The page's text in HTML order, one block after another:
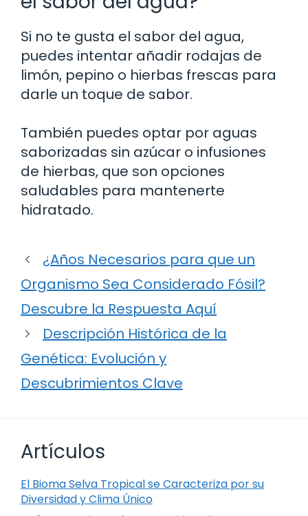
Si no te gusta el sabor del agua,
puedes intentar añadir rodajas de
limón, pepino o hierbas frescas para
darle un toque de sabor.
También puedes optar por aguas
saborizadas sin azúcar o infusiones
de hierbas, que son opciones
saludables para mantenerte
hidratado.
¿Años Necesarios para que un
Organismo Sea Considerado Fósil?
Descubre la Respuesta Aquí
Descripción Histórica de la
Genética: Evolución y
Descubrimientos Clave
Artículos
El Bioma Selva Tropical se Caracteriza por su
Diversidad y Clima Único